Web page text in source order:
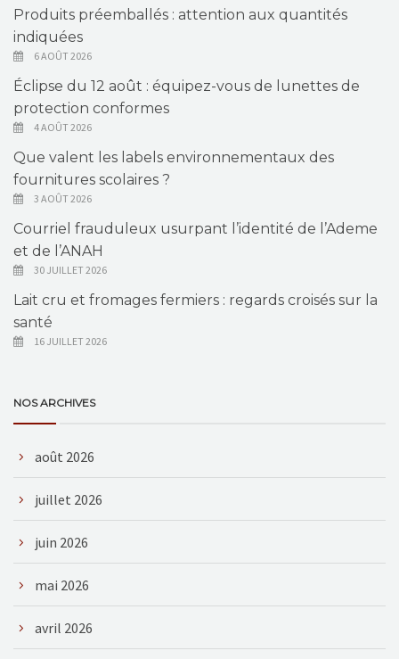
Produits préemballés : attention aux quantités
indiquées
6 AOÛT 2026
Éclipse du 12 août : équipez-vous de lunettes de
protection conformes
4 AOÛT 2026
Que valent les labels environnementaux des
fournitures scolaires ?
3 AOÛT 2026
Courriel frauduleux usurpant l’identité de l’Ademe
et de l’ANAH
30 JUILLET 2026
Lait cru et fromages fermiers : regards croisés sur la
santé
16 JUILLET 2026
NOS ARCHIVES
août 2026
juillet 2026
juin 2026
mai 2026
avril 2026